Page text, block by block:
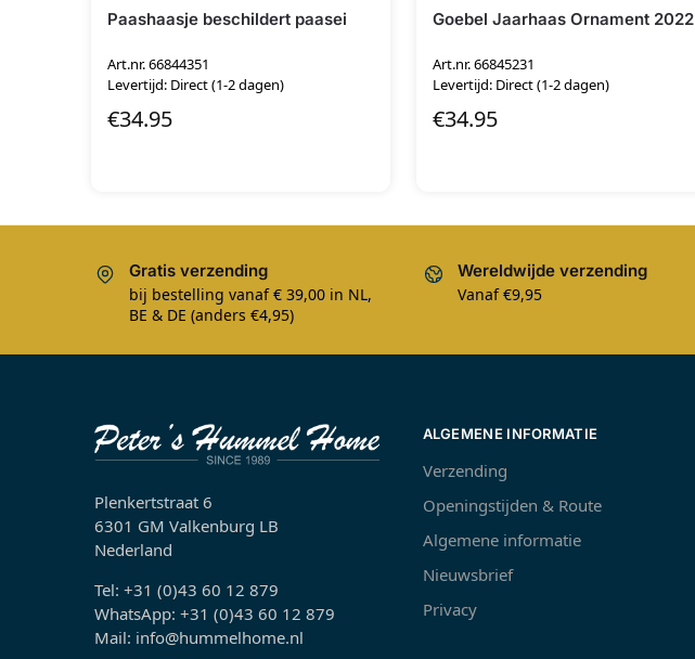
Paashaasje beschildert paasei
Art.nr. 66844351
Levertijd: Direct (1-2 dagen)
€34.95
Goebel Jaarhaas Ornament 2022
Art.nr. 66845231
Levertijd: Direct (1-2 dagen)
€34.95
Gratis verzending
bij bestelling vanaf € 39,00 in NL,
BE & DE (anders €4,95)
Wereldwijde verzending
Vanaf €9,95
Plenkertstraat 6
6301 GM Valkenburg LB
Nederland
Tel: +31 (0)43 60 12 879
WhatsApp: +31 (0)43 60 12 879
Mail: info@hummelhome.nl
ALGEMENE INFORMATIE
Verzending
Openingstijden & Route
Algemene informatie
Nieuwsbrief
Privacy